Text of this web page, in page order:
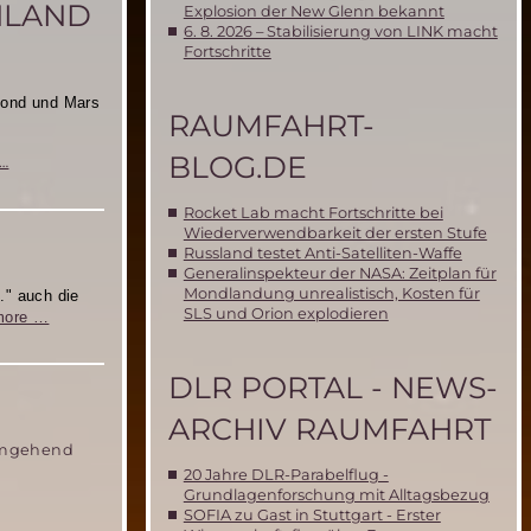
und Mars
Deutschland
auch die
…
Explosion der New Glenn bekannt
6. 8. 2026 – Stabilisierung von LINK macht
Fortschritte
RAUMFAHRT-
BLOG.DE
Rocket Lab macht Fortschritte bei
Wiederverwendbarkeit der ersten Stufe
Russland testet Anti-Satelliten-Waffe
Generalinspekteur der NASA: Zeitplan für
Mondlandung unrealistisch, Kosten für
SLS und Orion explodieren
DLR PORTAL - NEWS-
ARCHIV RAUMFAHRT
20 Jahre DLR-Parabelflug -
Grundlagenforschung mit Alltagsbezug
SOFIA zu Gast in Stuttgart - Erster